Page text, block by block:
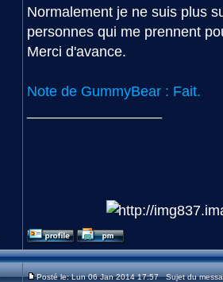
Normalement je ne suis plus
personnes qui me prennent
Merci d'avance.
Note de GummyBear : Fait.
Posté le: Lun 06 Jan 2014 17:57 Sujet du